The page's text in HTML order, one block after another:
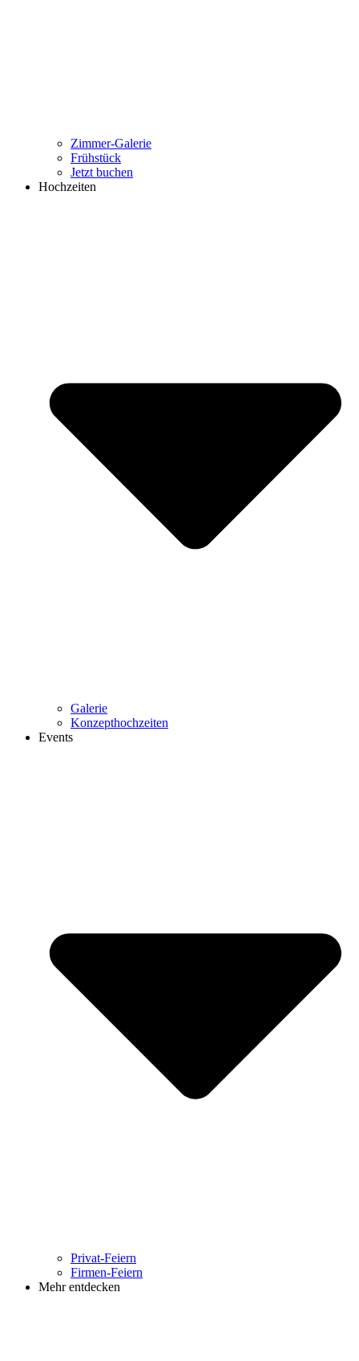
Zimmer-Galerie
Frühstück
Jetzt buchen
Hochzeiten
Galerie
Konzepthochzeiten
Events
Privat-Feiern
Firmen-Feiern
Mehr entdecken